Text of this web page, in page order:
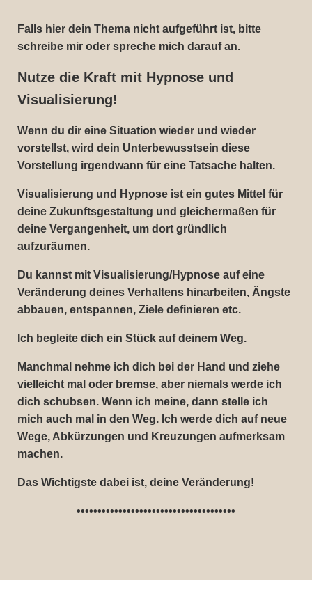
Falls hier dein Thema nicht aufgeführt ist, bitte
schreibe mir oder spreche mich darauf an.
Nutze die Kraft mit Hypnose und
Visualisierung!
Wenn du dir eine Situation wieder und wieder
vorstellst, wird dein Unterbewusstsein diese
Vorstellung irgendwann für eine Tatsache halten.
Visualisierung und Hypnose ist ein gutes Mittel für
deine Zukunftsgestaltung und gleichermaßen für
deine Vergangenheit, um dort gründlich
aufzuräumen.
Du kannst mit Visualisierung/Hypnose auf eine
Veränderung deines Verhaltens hinarbeiten, Ängste
abbauen, entspannen, Ziele definieren etc.
Ich begleite dich ein Stück auf deinem Weg.
Manchmal nehme ich dich bei der Hand und ziehe
vielleicht mal oder bremse, aber niemals werde ich
dich schubsen. Wenn ich meine, dann stelle ich
mich auch mal in den Weg. Ich werde dich auf neue
Wege, Abkürzungen und Kreuzungen aufmerksam
machen.
Das Wichtigste dabei ist, deine Veränderung!
••••••••••••••••••••••••••••••••••••••